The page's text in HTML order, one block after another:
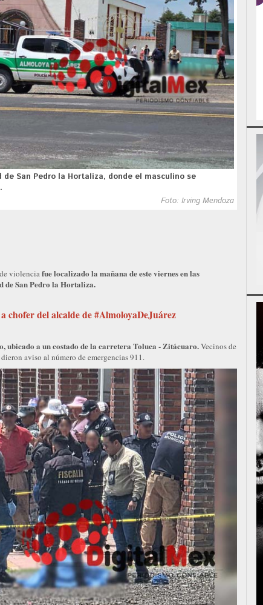
San Pedro la Hortaliza, donde el masculino se
Foto: Irving Mendoza
violenciafue localizado la mañana de este viernes en las
de San Pedro la Hortaliza.
chofer del alcalde de #AlmoloyaDeJuárez
ubicado a un costado de la carretera Toluca - Zitácuaro.Vecinos de
aviso al número de emergencias 911.